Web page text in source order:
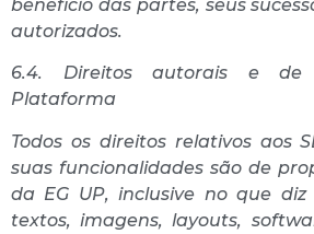
benefício das partes, seus
autorizados.
6.4. Direitos autorais e de
Plataforma
Todos os direitos relativos aos
suas funcionalidades são de
da EG UP, inclusive no que diz
textos, imagens, layouts,